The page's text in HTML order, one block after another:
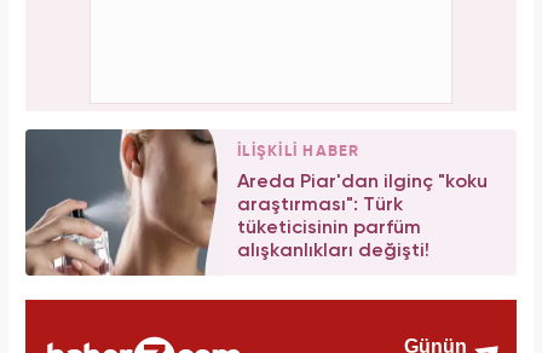
İLİŞKİLİ HABER
Areda Piar'dan ilginç "koku
araştırması": Türk
tüketicisinin parfüm
alışkanlıkları değişti!